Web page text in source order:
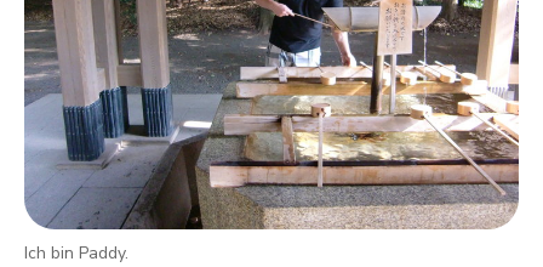
Ich bin Paddy.